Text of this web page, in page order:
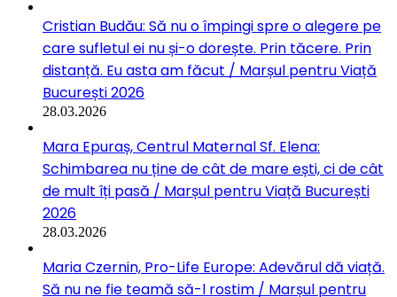
Cristian Budău: Să nu o împingi spre o alegere pe
care sufletul ei nu și-o dorește. Prin tăcere. Prin
distanță. Eu asta am făcut / Marșul pentru Viață
București 2026
28.03.2026
Mara Epuraș, Centrul Maternal Sf. Elena:
Schimbarea nu ține de cât de mare ești, ci de cât
de mult îți pasă / Marșul pentru Viață București
2026
28.03.2026
Maria Czernin, Pro-Life Europe: Adevărul dă viață.
Să nu ne fie teamă să-l rostim / Marșul pentru